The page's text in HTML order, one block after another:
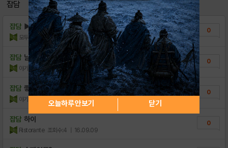
[이벤트] 쿠폰 퀴즈 #3
[이벤트] 쿠폰 퀴즈 #2 0
[이벤트] 쿠폰 퀴즈 #1
잡담
잡담 ▶▶디스토피아:더크림슨워 4종류 쿠폰 팝니다
모두의쿠폰 조회수:5 | 17.08.29
0
잡담 날씨가 더우니 집에서 게임만하게 되네요 ㅋ
아기천사뚱 조회수:6 | 17.08.11
0
잡담 좋은하루되세요
아기천사뚱 조회수:9 | 17.07.13
0
잡담 하이
Ristorante 조회수:4 | 16.09.09
0
오늘하루 안보기 닫기